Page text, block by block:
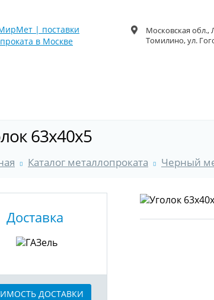
Московская обл.,
Томилино, ул.
63x40x5
Каталог металлопроката Черный
Доставка
ДОСТАВКИ